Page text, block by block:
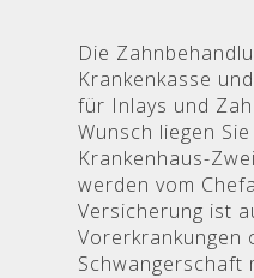
Die
Krankenkasse
für Inlays und
Wunsch liegen
Krankenhaus-
werden vom
Versicherung ist
Vorerkrankungen
Schwangerschaft